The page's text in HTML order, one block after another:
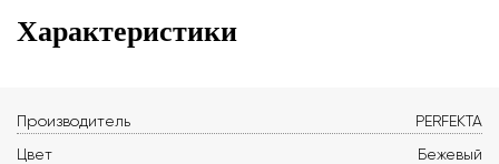
Характеристики
Производитель
PERFEKTA
Цвет
Бежевый